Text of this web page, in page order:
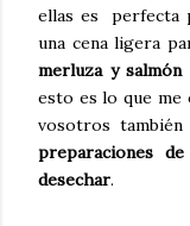
ellas es perfecta
una cena ligera
merluza y salmón
esto es lo que
vosotros
preparaciones
desechar.